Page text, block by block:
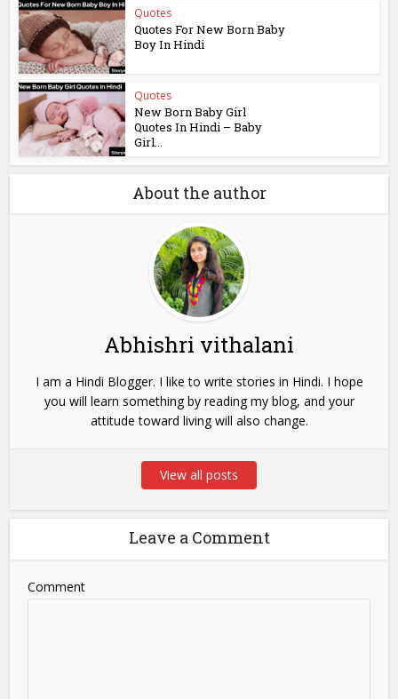
Quotes
Quotes For New Born Baby
Boy In Hindi
Quotes
New Born Baby Girl
Quotes In Hindi – Baby
Girl...
About the author
Abhishri vithalani
I am a Hindi Blogger. I like to write stories in Hindi. I hope
you will learn something by reading my blog, and your
attitude toward living will also change.
View all posts
Leave a Comment
Comment